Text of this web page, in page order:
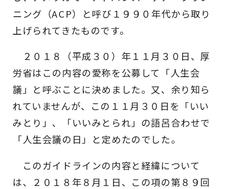
ニング（ACP）と呼び１９９０年代から取り
上げられてきたものです。
２０１８（平成３０）年１１月３０日、厚
労省はこの内容の愛称を公募して「人生会
議」と呼ぶことに決めました。又、余り知ら
れていませんが、この１１月３０日を「いい
みとり」、「いいみとられ」の語呂合わせで
「人生会議の日」と定めたのでした。
このガイドラインの内容と経緯について
は、２０１８年８月１日、この項の第８９回